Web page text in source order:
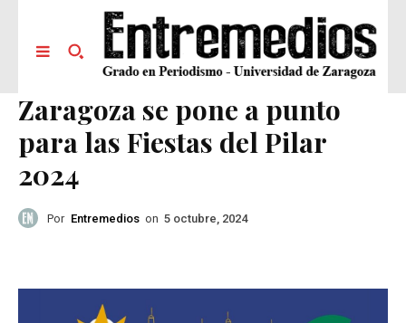
Zaragoza se pone a punto
para las Fiestas del Pilar
2024
Por Entremedios on 5 octubre, 2024